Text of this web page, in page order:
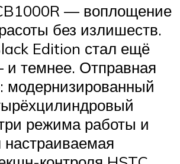
— воплощение
без излишеств.
Edition стал ещё
и темнее. Отправная
модернизированный
режима работы и